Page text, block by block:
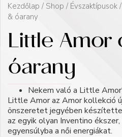
Kezdőlap / Shop / Évszaktípusok /
& óarany
Little
óarany
Nekem való a Little
Little Amor az Amor kollekció
önszeretet jegyében
az egyik olyan Inventino
egyensúlyba a női energiákat.